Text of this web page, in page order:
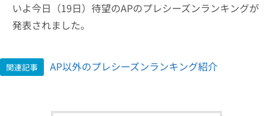
いよ今日（19日）待望のAPのプレシーズンランキングが
発表されました。
関連記事 AP以外のプレシーズンランキング紹介